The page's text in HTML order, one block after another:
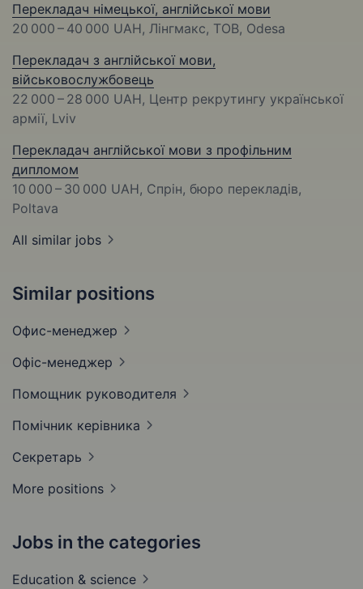
Перекладач німецької, англійської мови
20 000 – 40 000 UAH, Лінгмакс, ТОВ, Odesa
Перекладач з англійської мови,
військовослужбовець
22 000 – 28 000 UAH, Центр рекрутингу української
армії, Lviv
Перекладач англійської мови з профільним
дипломом
10 000 – 30 000 UAH, Спрін, бюро перекладів,
Poltava
All similar jobs
Similar positions
Офис-менеджер
Офіс-менеджер
Помощник руководителя
Помічник керівника
Секретарь
More positions
Jobs in the categories
Education & science